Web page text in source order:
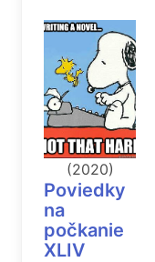
(2020)
Poviedky
na
počkanie
XLIV